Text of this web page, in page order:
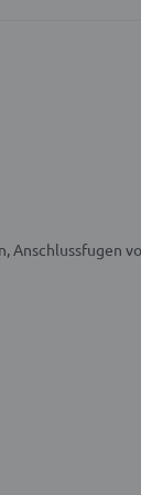
Anschlussfugen